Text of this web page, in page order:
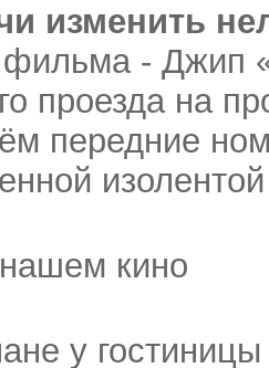
изменить
- Джип
проезда на
передние
у